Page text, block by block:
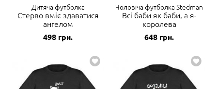
Дитяча футболка
Стерво вміє здаватися
ангелом
498 грн.
Чоловіча футболка Stedman
Всі баби як баби, а я-
королева
648 грн.